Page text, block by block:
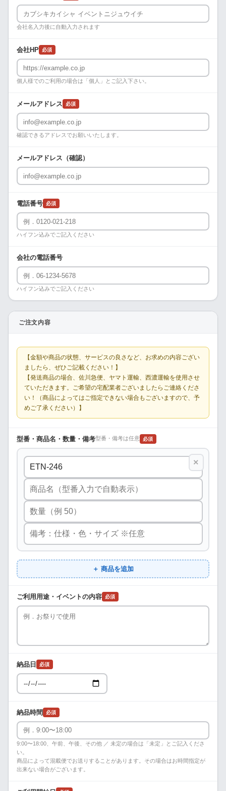
会社名入力後に自動入力されます
会社HP 必須
個人様でのご利用の場合は「個人」とご記入下さい。
メールアドレス 必須
確認できるアドレスでお願いいたします。
メールアドレス（確認）
電話番号 必須
ハイフン込みでご記入ください
会社の電話番号
ハイフン込みでご記入ください
ご注文内容
【金額や商品の状態、サービスの良さなど、お求めの内容ござい
ましたら、ぜひご記載ください！】
【発送商品の場合、佐川急便、ヤマト運輸、西濃運輸を使用させ
ていただきます。ご希望の宅配業者ございましたらご連絡くださ
い！（商品によってはご指定できない場合もございますので、予
めご了承ください）】
型番・商品名・数量・備考型番・備考は任意 必須
×
＋ 商品を追加
ご利用用途・イベントの内容 必須
納品日 必須
納品時間 必須
9:00〜18:00、午前、午後、その他 ／ 未定の場合は「未定」とご記入くださ
い。
商品によって混載便でお送りすることがあります。その場合はお時間指定が
出来ない場合がございます。